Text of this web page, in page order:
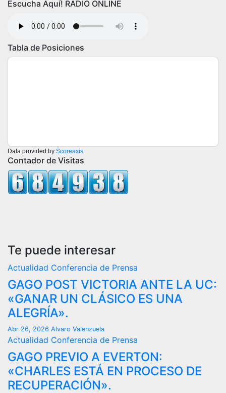
Escucha Aquí! RADIO ONLINE
Tabla de Posiciones
Data provided by Scoreaxis
Contador de Visitas
Te puede interesar
Actualidad Conferencia de Prensa
GAGO POST VICTORIA ANTE LA UC:
«GANAR UN CLÁSICO ES UNA
ALEGRÍA».
Abr 26, 2026 Alvaro Valenzuela
Actualidad Conferencia de Prensa
GAGO PREVIO A EVERTON:
«CHARLES ESTÁ EN PROCESO DE
RECUPERACIÓN».